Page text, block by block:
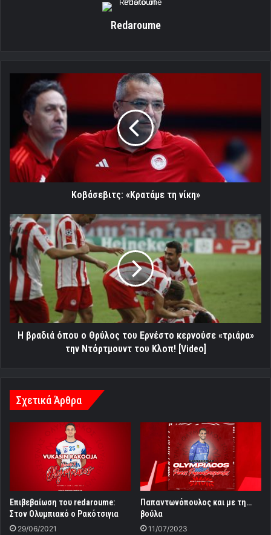
Redaroume
Κοβάσεβιτς:
«Κρατάμε
νίκη»
Κοβάσεβιτς: «Κρατάμε τη νίκη»
Η
βραδιά
όπου
ο
Θρύλος
του
Ερνέστο
κερνούσε
«τριάρα»
τηνΗ βραδιά όπου ο Θρύλος του Ερνέστο κερνούσε «τριάρα»
την Ντόρτμουντ του Κλοπ! [Video]
Σχετικά Άρθρα
Επιβεβαίωση του redaroume:
Στον Ολυμπιακό ο Ρακότσιγια
29/06/2021
Παπαντωνόπουλος και με τη…
βούλα
11/07/2023